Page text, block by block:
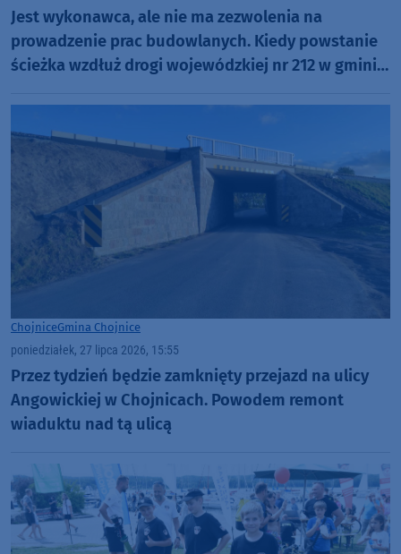
Jest wykonawca, ale nie ma zezwolenia na
prowadzenie prac budowlanych. Kiedy powstanie
ścieżka wzdłuż drogi wojewódzkiej nr 212 w gminie
ChojniceGmina Chojnice
poniedziałek, 27 lipca 2026, 15:55
Przez tydzień będzie zamknięty przejazd na ulicy
Angowickiej w Chojnicach. Powodem remont
wiaduktu nad tą ulicą